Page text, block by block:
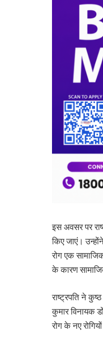
इस अवसर पर
किए जाएं।
रोग एक
के कारण
राष्‍ट्रपति ने
कुमार विनायक
रोग के नए